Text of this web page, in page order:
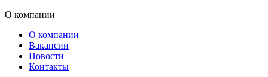
О компании
О компании
Вакансии
Новости
Контакты